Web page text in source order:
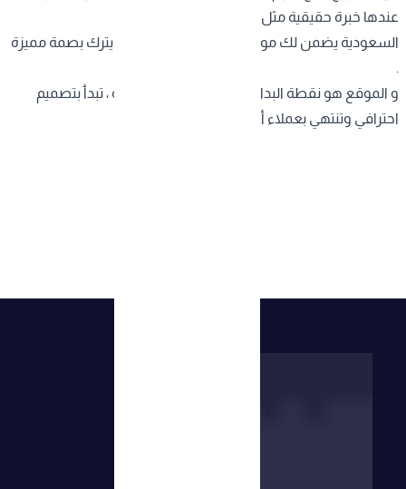
عندها خبرة حقيقية مثل شركة تصميم مواقع
السعودية يضمن لك موقع يحقق نتائج ملموسة ويترك بصمة مميزة
.
و الموقع هو نقطة البداية لرحلة نجاح رقمية طويلة ، تبدأ بتصميم
احترافي وتنتهي بعملاء أوفياء وثقة متزايدة .